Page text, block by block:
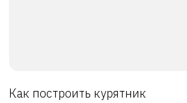
Как построить курятник